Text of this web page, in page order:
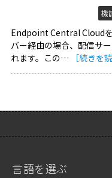
機
Endpoint Central Cloud
バー経由の場合、配信サ
れます。この…
［続きを
言語を選ぶ